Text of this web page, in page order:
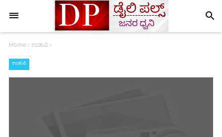
search
Home › ಉಡುಪಿ ›
ಉಡುಪಿ